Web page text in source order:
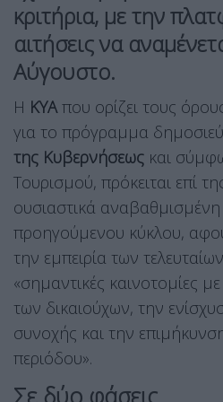
κριτήρια, με την
αιτήσεις να
Αύγουστο.
Η ΚΥΑπου ορίζει τους
για το πρόγραμμα
της Κυβερνήσεως και
Τουρισμού, πρόκειται επί
ουσιαστικά
προηγούμενου κύκλου,
την εμπειρία των
«σημαντικές καινοτομίες
των δικαιούχων, την
συνοχής και την
περιόδου».